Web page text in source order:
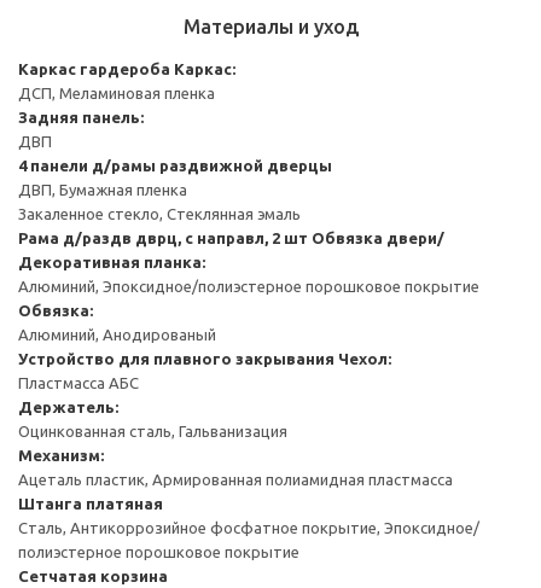
Материалы и уход
Каркас гардероба Каркас:
ДСП, Меламиновая пленка
Задняя панель:
ДВП
4 панели д/рамы раздвижной дверцы
ДВП, Бумажная пленка
Закаленное стекло, Стеклянная эмаль
Рама д/раздв дврц, с направл, 2 шт Обвязка двери/
Декоративная планка:
Алюминий, Эпоксидное/полиэстерное порошковое покрытие
Обвязка:
Алюминий, Анодированый
Устройство для плавного закрывания Чехол:
Пластмасса АБС
Держатель:
Оцинкованная сталь, Гальванизация
Механизм:
Ацеталь пластик, Армированная полиамидная пластмасса
Штанга платяная
Сталь, Антикоррозийное фосфатное покрытие, Эпоксидное/
полиэстерное порошковое покрытие
Сетчатая корзина